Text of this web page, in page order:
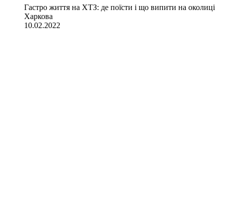
Гастро життя на ХТЗ: де поїсти і що випити на околиці
Харкова
10.02.2022